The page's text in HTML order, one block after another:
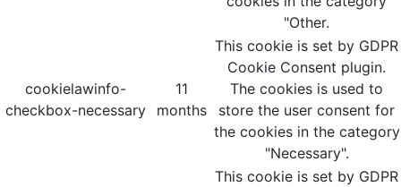
"Other.
cookielawinfo-
checkbox-necessary
11
months
This cookie is set by GDPR
Cookie Consent plugin.
The cookies is used to
store the user consent for
the cookies in the category
"Necessary".
This cookie is set by GDPR